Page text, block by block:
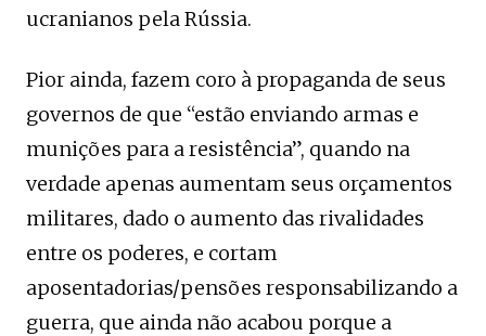
ucranianos pela Rússia.
Pior ainda, fazem coro à propaganda de seus
governos de que “estão enviando armas e
munições para a resistência”, quando na
verdade apenas aumentam seus orçamentos
militares, dado o aumento das rivalidades
entre os poderes, e cortam
aposentadorias/pensões responsabilizando a
guerra, que ainda não acabou porque a